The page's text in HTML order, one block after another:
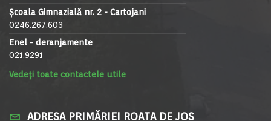
Școala Gimnazială nr. 2 - Cartojani
0246.267.603
Enel - deranjamente
021.9291
Vedeți toate contactele utile
ADRESA PRIMĂRIEI ROATA DE JOS